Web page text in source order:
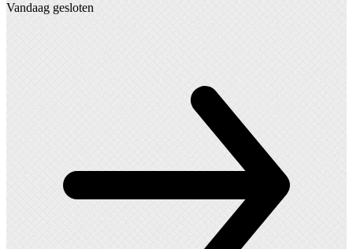
Vandaag gesloten